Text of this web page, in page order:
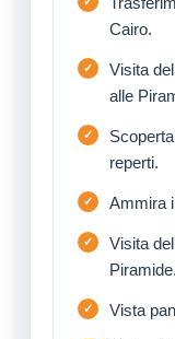
Cairo.
Visita
alle
reperti.
Ammira
Visita
Piramide.
Vista